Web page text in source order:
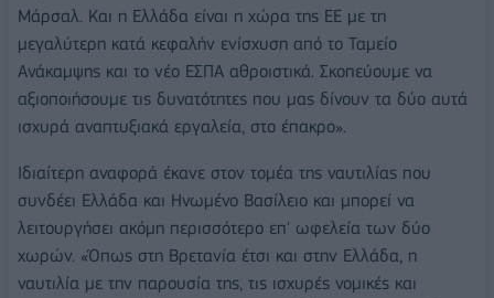
Μάρσαλ. Και η Ελλάδα είναι η χώρα της ΕΕ με τη
μεγαλύτερη κατά κεφαλήν ενίσχυση από το Ταμείο
Ανάκαμψης και το νέο ΕΣΠΑ αθροιστικά. Σκοπεύουμε να
αξιοποιήσουμε τις δυνατότητες που μας δίνουν τα δύο αυτά
ισχυρά αναπτυξιακά εργαλεία, στο έπακρο».
Ιδιαίτερη αναφορά έκανε στον τομέα της ναυτιλίας που
συνδέει Ελλάδα και Ηνωμένο Βασίλειο και μπορεί να
λειτουργήσει ακόμη περισσότερο επ' ωφελεία των δύο
χωρών. «Όπως στη Βρετανία έτσι και στην Ελλάδα, η
ναυτιλία με την παρουσία της, τις ισχυρές νομικές και